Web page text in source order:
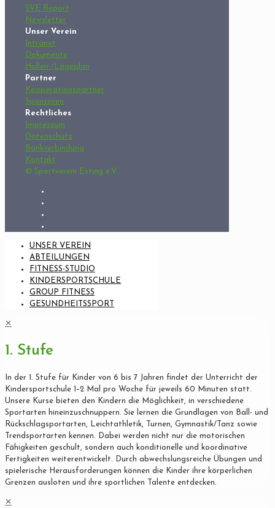
SVE Report
Newsletter
Unser Verein
Intranet
Dokumente
Hallen-/Lageplan
Partner
Kooperationspartner
Sponsoren
Rechtliches
Impressum
Datenschutz
Bankverbindung
Kontakt
© Sportverein Esting e.V.
UNSER VEREIN
ABTEILUNGEN
FITNESS-STUDIO
KINDERSPORTSCHULE
GROUP FITNESS
GESUNDHEITSSPORT
✕
1. Stufe
In der 1. Stufe für Kinder von 6 bis 7 Jahren findet der Unterricht der
Kindersportschule 1–2 Mal pro Woche für jeweils 60 Minuten statt.
Unsere Kurse bieten den Kindern die Möglichkeit, in verschiedene
Sportarten hineinzuschnuppern. Sie lernen die Grundlagen von Ball- und
Rückschlagsportarten, Leichtathletik, Turnen, Gymnastik/Tanz sowie
Trendsportarten kennen. Dabei werden nicht nur die motorischen
Fähigkeiten geschult, sondern auch konditionelle und koordinative
Fertigkeiten weiterentwickelt. Durch abwechslungsreiche Übungen und
spielerische Herausforderungen können die Kinder ihre körperlichen
Grenzen ausloten und ihre sportlichen Talente entdecken.
✕